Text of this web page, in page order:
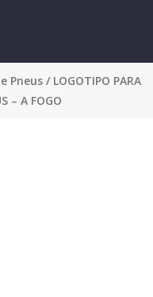
Pneus/ LOGOTIPO PARA
– A FOGO